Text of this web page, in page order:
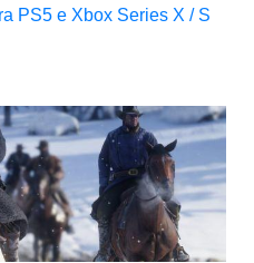
PS5 e Xbox Series X / S